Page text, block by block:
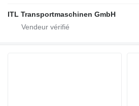
ITL Transportmaschinen GmbH